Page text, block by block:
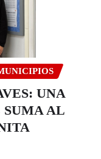
UNA
SUMA AL